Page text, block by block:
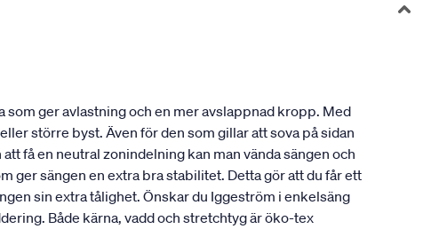
ger avlastning och en mer avslappnad kropp. Med
större byst. Även för den som gillar att sova på sidan
få en neutral zonindelning kan man vända sängen och
ger sängen en extra bra stabilitet. Detta gör att du får ett
sin extra tålighet. Önskar du Iggeström i enkelsäng
Både kärna, vadd och stretchtyg är öko-tex